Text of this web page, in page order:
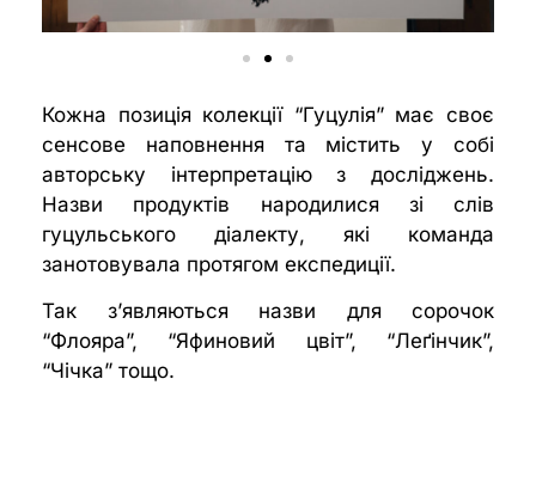
Кожна позиція колекції “Гуцулія” має своє
сенсове наповнення та містить у собі
авторську інтерпретацію з досліджень.
Назви продуктів народилися зі слів
гуцульського діалекту, які команда
занотовувала протягом експедиції.
Так з’являються назви для сорочок
“Флояра”, “Яфиновий цвіт”, “Леґінчик”,
“Чічка” тощо.